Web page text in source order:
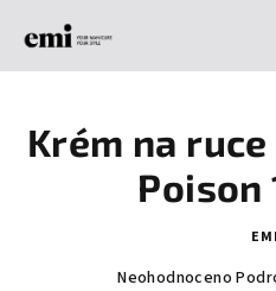
Krém na
Poison
EMI
Průměrné
Neohodnoceno